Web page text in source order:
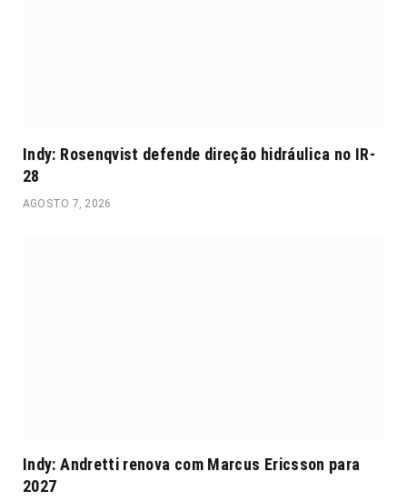
Indy: Rosenqvist defende direção hidráulica no IR-
28
AGOSTO 7, 2026
Indy: Andretti renova com Marcus Ericsson para
2027